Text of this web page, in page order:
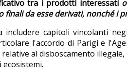
tra i prodotti interessati
da esse derivati, nonché i
capitoli vincolanti
l'accordo di Parigi e
al disboscamento